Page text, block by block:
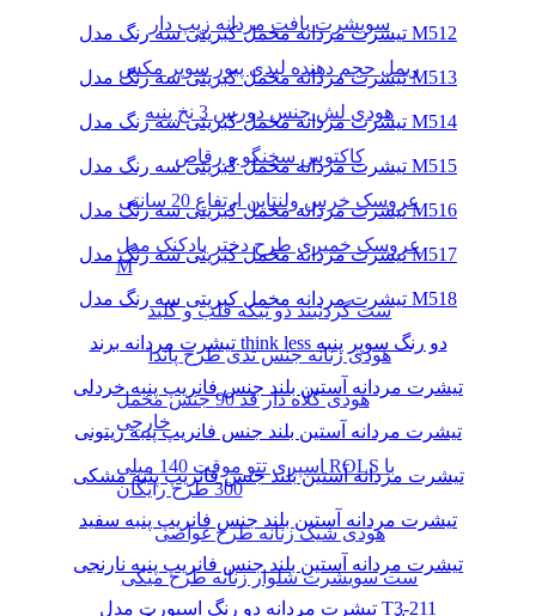
سویشرت بافت مردانه زیپ دار
ریمل حجم دهنده لیدی پیور سوپر مکس
هودی لش جنس دورس 3 نخ پنبه
کاکتوس سخنگو و رقاص
عروسک خرس ولنتاین ارتفاع 20 سانتی
عروسک خمیری طرح دختر بادکنک مدل
M
ست گردنبند دو تیکه قلب و کلید
هودی زنانه جنس تدی طرح پاندا
هودی کلاه دار قد 90 جنس مخمل
خارجی
اسپری تتو موقت 140 میلی ROLS با
300 طرح رایگان
هودی شیک زنانه طرح غواصی
ست سویشرت شلوار زنانه طرح میکی
تیشرت مردانه مخمل کبریتی سه رنگ مدل M512
تیشرت مردانه مخمل کبریتی سه رنگ مدل M513
تیشرت مردانه مخمل کبریتی سه رنگ مدل M514
تیشرت مردانه مخمل کبریتی سه رنگ مدل M515
تیشرت مردانه مخمل کبریتی سه رنگ مدل M516
تیشرت مردانه مخمل کبریتی سه رنگ مدل M517
تیشرت مردانه مخمل کبریتی سه رنگ مدل M518
تیشرت مردانه برند think less دو رنگ سوپر پنبه
تیشرت مردانه آستین بلند جنس فانریپ پنبه خردلی
تیشرت مردانه آستین بلند جنس فانریپ پنبه زیتونی
تیشرت مردانه آستین بلند جنس فانریپ پنبه مشکی
تیشرت مردانه آستین بلند جنس فانریپ پنبه سفید
تیشرت مردانه آستین بلند جنس فانریپ پنبه نارنجی
تیشرت مردانه دو رنگ اسپورت مدل T3-211